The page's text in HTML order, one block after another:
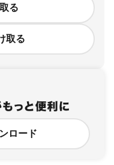
る
取る
ロード